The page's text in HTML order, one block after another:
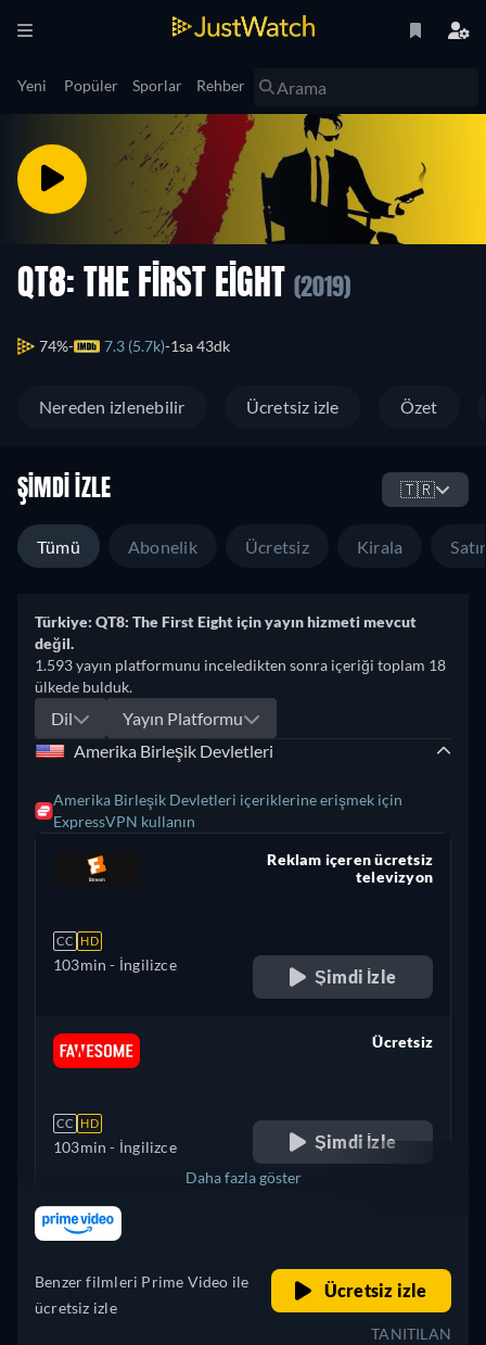
Yeni Popüler Sporlar Rehber
QT8: THE FIRST EIGHT (2019)
74% 7.3 (5.7k) 1sa 43dk
Nereden izlenebilir Ücretsiz izle Özet
ŞIMDI İZLE 🇹🇷
Tümü Abonelik Ücretsiz Kirala
Türkiye: QT8: The First Eight için yayın hizmeti mevcut
değil.
1.593 yayın platformunu inceledikten sonra içeriği toplam 18
ülkede bulduk.
Dil
Yayın Platformu
Amerika Birleşik Devletleri
Amerika Birleşik Devletleri içeriklerine erişmek için
ExpressVPN kullanın
CC HD
103min - İngilizce
Reklam içeren ücretsiz
televizyon
Şimdi İzle
CC HD
103min - İngilizce
Ücretsiz
Şimdi İzle
İtalya
Daha fazla göster
Benzer filmleri Prime Video ile
ücretsiz izle
Ücretsiz izle
TANITILAN